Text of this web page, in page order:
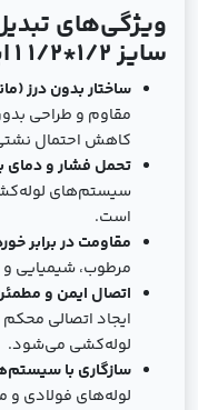
سایز1/2*1/2 1
ساختار بدون درز
مقاوم و طراحی
کاهش احتمال
تحمل فشار و دمای
سیستم‌های
است.
مقاومت در برابر
مرطوب، شیمیایی و
اتصال ایمن و
ایجاد اتصالی
لوله‌کشی می‌شود.
سازگاری با
لوله‌های فولادی و